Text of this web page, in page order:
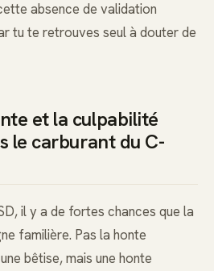
absence de validation
tu te retrouves seul à douter de
et la culpabilité
le carburant du C-
il y a de fortes chances que la
familière. Pas la honte
bêtise, mais une honte